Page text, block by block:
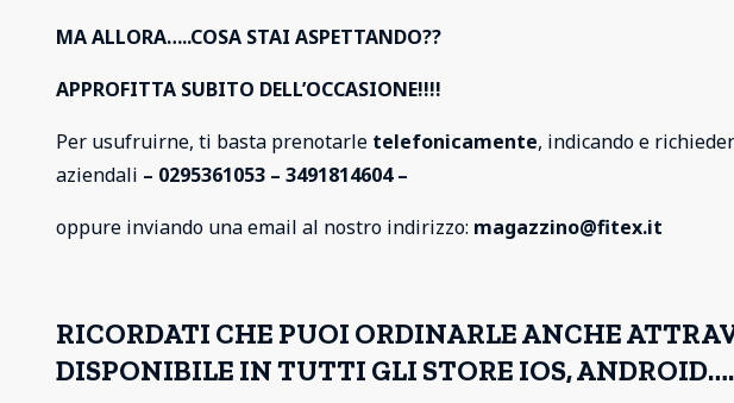
MA ALLORA…..COSA STAI ASPETTANDO??
APPROFITTA SUBITO DELL’OCCASIONE!!!!
Per usufruirne, ti basta prenotarle telefonicamente, indicando e
aziendali – 0295361053 – 3491814604 –
oppure inviando una email al nostro indirizzo: magazzino@fitex.it
RICORDATI CHE PUOI ORDINARLE ANCHE
DISPONIBILE IN TUTTI GLI STORE IOS,